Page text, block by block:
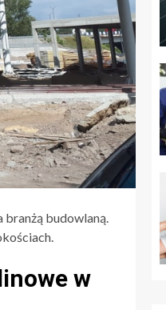
budowlaną.
w